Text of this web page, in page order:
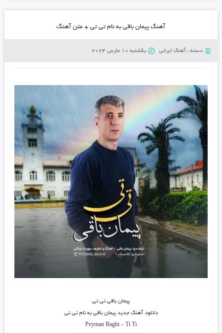
آهنگ پیمان باقی به نام تی تی + متن آهنگ
دسته : آهنگ ایرانی یکشنبه 10 مارس 2024
پیمان باقی تی تی
دانلود آهنگ جدیدپیمان باقی به نامتی تی
Peyman Baghi – Ti Ti